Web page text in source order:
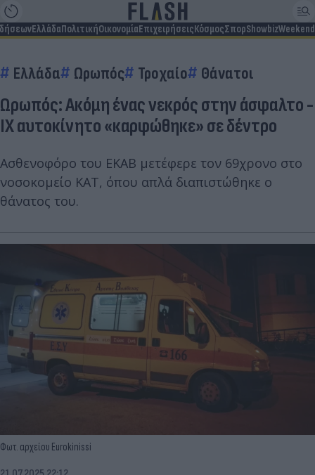
ΕλλάδαΠολιτικήΟικονομίαΕπιχειρήσειςΚόσμοςΣπορShowbizWeekend
Ελλάδα Ωρωπός Τροχαίο Θάνατοι
Ωρωπός: Ακόμη ένας νεκρός στην άσφαλτο -
ΙΧ αυτοκίνητο «καρφώθηκε» σε δέντρο
Ασθενοφόρο του ΕΚΑΒ μετέφερε τον 69χρονο στο
νοσοκομείο ΚΑΤ, όπου απλά διαπιστώθηκε ο
θάνατος του.
Φωτ. αρχείου Eurokinissi